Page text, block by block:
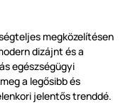
megközelítésen
dizájnt és a
egészségügyi
a legősibb és
jelentős trenddé.